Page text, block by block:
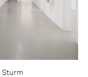
Sturm